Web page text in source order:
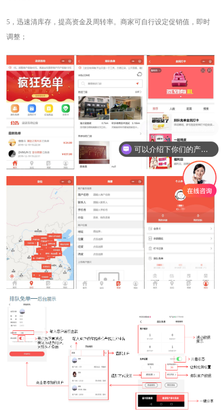
5，迅速清库存，提高资金及周转率。商家可自行设定促销值，即时
调整；
可以介绍下你们的产品么